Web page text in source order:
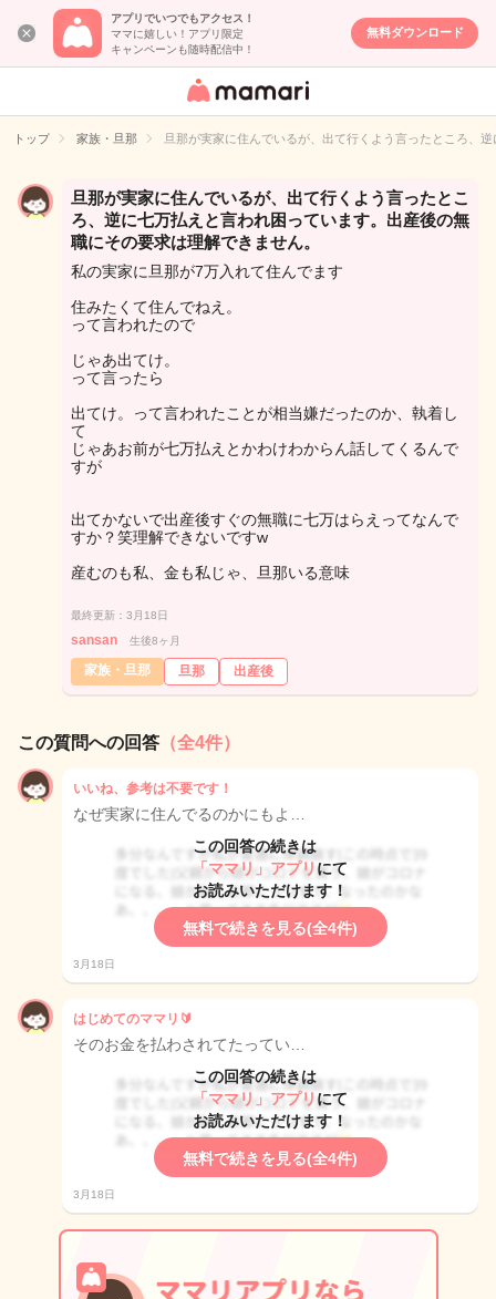
アプリでいつでもアクセス！
ママに嬉しい！アプリ限定
キャンペーンも随時配信中！
無料ダウンロード
女性専用匿名QA
イト
トップ 家族・旦那 旦那が実家に住んでいるが、出て行くよう言ったところ、
旦那が実家に住んでいるが、出て行くよう言ったとこ
ろ、逆に七万払えと言われ困っています。出産後の無
職にその要求は理解できません。
私の実家に旦那が7万入れて住んでます
住みたくて住んでねえ。
って言われたので
じゃあ出てけ。
って言ったら
出てけ。って言われたことが相当嫌だったのか、執着し
て
じゃあお前が七万払えとかわけわからん話してくるんで
すが
出てかないで出産後すぐの無職に七万はらえってなんで
すか？笑理解できないですw
産むのも私、金も私じゃ、旦那いる意味
最終更新：3月18日
sansan 生後8ヶ月
家族・旦那 旦那 出産後
この質問への回答 （全4件）
いいね、参考は不要です！
なぜ実家に住んでるのかにもよ…
この回答の続きは
「ママリ」アプリ にて
お読みいただけます！
無料で続きを見る(全4件)
3月18日
はじめてのママリ🔰
そのお金を払わされてたってい…
この回答の続きは
「ママリ」アプリ にて
お読みいただけます！
無料で続きを見る(全4件)
3月18日